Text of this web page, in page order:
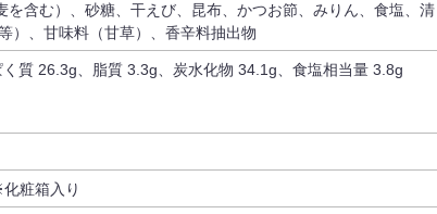
を含む）、砂糖、干えび、昆布、かつお節、みりん、食塩、清
）、甘味料（甘草）、香辛料抽出物
質 26.3g、脂質 3.3g、炭水化物 34.1g、食塩相当量 3.8g
粧箱入り